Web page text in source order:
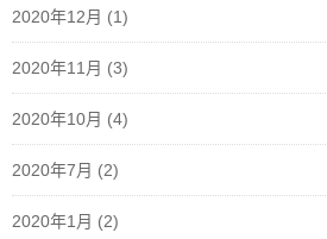
2020年12月 (1)
2020年11月 (3)
2020年10月 (4)
2020年7月 (2)
2020年1月 (2)